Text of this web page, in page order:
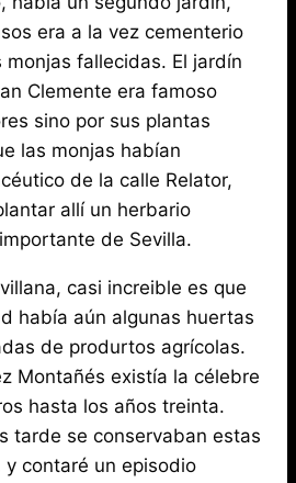
era a la vez cementerio
monjas fallecidas. El jardín
Clemente era famoso
sino por sus plantas
las monjas habían
de la calle Relator,
allí un herbario
de Sevilla.
casi increible es que
había aún algunas huertas
de produrtos agrícolas.
Montañés existía la célebre
hasta los años treinta.
tarde se conservaban estas
contaré un episodio